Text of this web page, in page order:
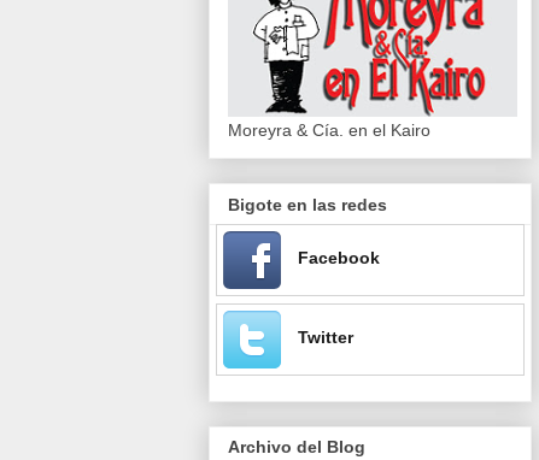
Moreyra & Cía. en el Kairo
Bigote en las redes
Facebook
Twitter
Archivo del Blog